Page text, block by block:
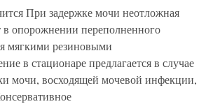
При задержке мочи неотложная
опорожнении переполненного
мягкими резиновыми
в стационаре предлагается в случае
мочи, восходящей мочевой инфекции,